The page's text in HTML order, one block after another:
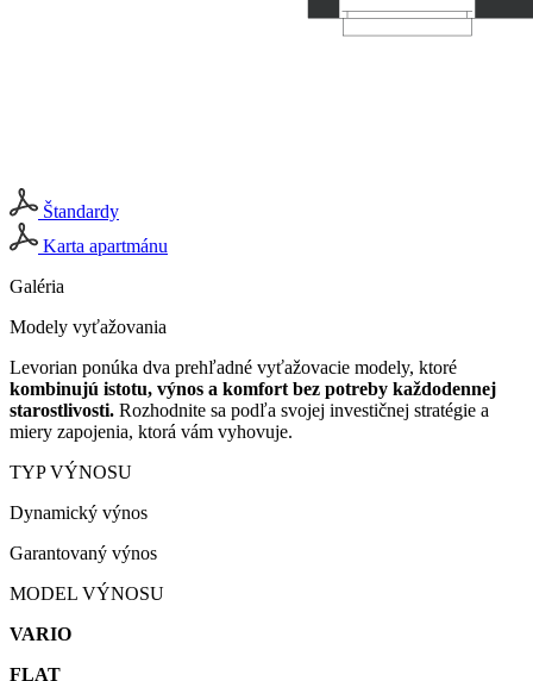
Štandardy
Karta apartmánu
Galéria
Modely vyťažovania
Levorian ponúka dva prehľadné vyťažovacie modely, ktoré
kombinujú istotu, výnos a komfort bez potreby každodennej
starostlivosti. Rozhodnite sa podľa svojej investičnej stratégie a
miery zapojenia, ktorá vám vyhovuje.
TYP VÝNOSU
Dynamický výnos
Garantovaný výnos
MODEL VÝNOSU
VARIO
FLAT